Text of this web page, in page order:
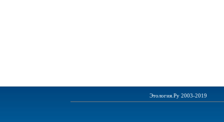
Этология.Ру 2003-2019